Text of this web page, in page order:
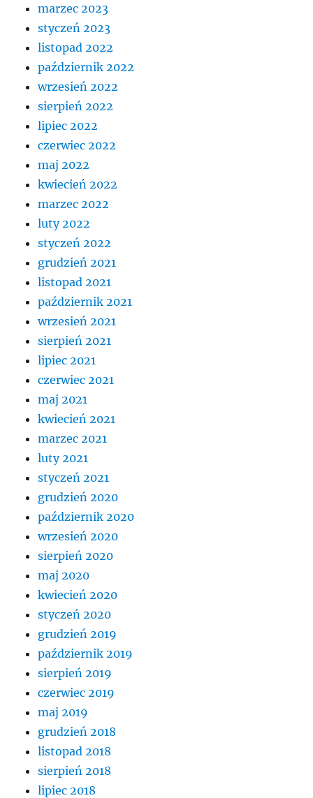
marzec 2023
styczeń 2023
listopad 2022
październik 2022
wrzesień 2022
sierpień 2022
lipiec 2022
czerwiec 2022
maj 2022
kwiecień 2022
marzec 2022
luty 2022
styczeń 2022
grudzień 2021
listopad 2021
październik 2021
wrzesień 2021
sierpień 2021
lipiec 2021
czerwiec 2021
maj 2021
kwiecień 2021
marzec 2021
luty 2021
styczeń 2021
grudzień 2020
październik 2020
wrzesień 2020
sierpień 2020
maj 2020
kwiecień 2020
styczeń 2020
grudzień 2019
październik 2019
sierpień 2019
czerwiec 2019
maj 2019
grudzień 2018
listopad 2018
sierpień 2018
lipiec 2018